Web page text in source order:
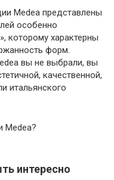
Medea представлены
особенно
которому характерны
форм.
вы не выбрали, вы
качественной,
итальянского
Medea?
интересно